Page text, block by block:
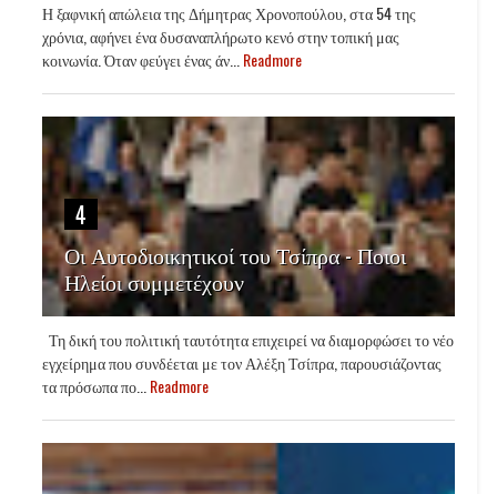
Η ξαφνική απώλεια της Δήμητρας Χρονοπούλου, στα 54 της
χρόνια, αφήνει ένα δυσαναπλήρωτο κενό στην τοπική μας
κοινωνία. Όταν φεύγει ένας άν...Readmore
4
Οι Αυτοδιοικητικοί του Τσίπρα - Ποιοι
Ηλείοι συμμετέχουν
Τη δική του πολιτική ταυτότητα επιχειρεί να διαμορφώσει το νέο
εγχείρημα που συνδέεται με τον Αλέξη Τσίπρα, παρουσιάζοντας
τα πρόσωπα πο...Readmore